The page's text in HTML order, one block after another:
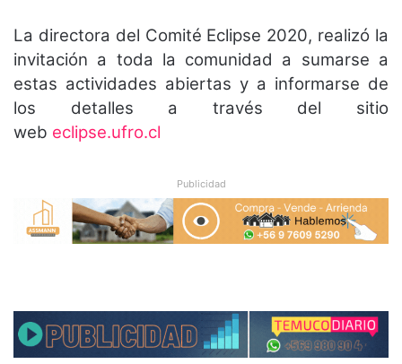
La directora del Comité Eclipse 2020, realizó la
invitación a toda la comunidad a sumarse a
estas actividades abiertas y a informarse de
los detalles a través del sitio
web eclipse.ufro.cl
Publicidad